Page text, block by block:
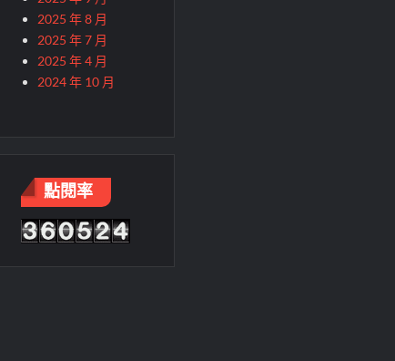
2025 年 8 月
2025 年 7 月
2025 年 4 月
2024 年 10 月
點閱率